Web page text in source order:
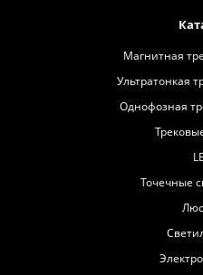
Магнитная
Ультратонкая
Однофозная
Точечные